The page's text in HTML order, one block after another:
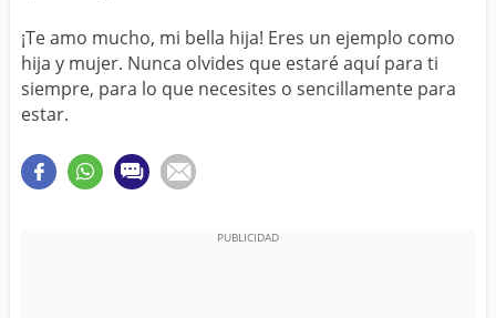
¡Te amo mucho, mi bella hija! Eres un ejemplo como
hija y mujer. Nunca olvides que estaré aquí para ti
siempre, para lo que necesites o sencillamente para
estar.